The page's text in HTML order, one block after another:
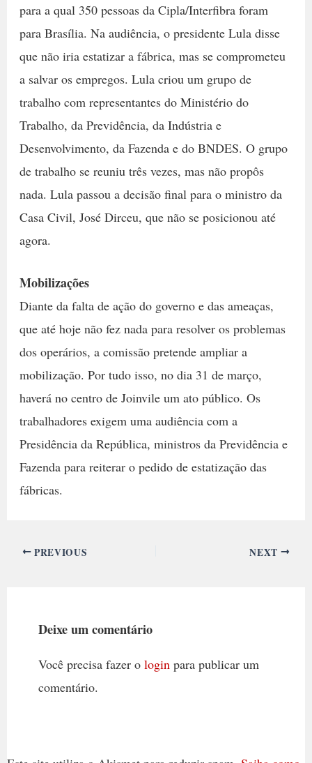
para a qual 350 pessoas da Cipla/Interfibra foram
para Brasília. Na audiência, o presidente Lula disse
que não iria estatizar a fábrica, mas se comprometeu
a salvar os empregos. Lula criou um grupo de
trabalho com representantes do Ministério do
Trabalho, da Previdência, da Indústria e
Desenvolvimento, da Fazenda e do BNDES. O grupo
de trabalho se reuniu três vezes, mas não propôs
nada. Lula passou a decisão final para o ministro da
Casa Civil, José Dirceu, que não se posicionou até
agora.
Mobilizações
Diante da falta de ação do governo e das ameaças,
que até hoje não fez nada para resolver os problemas
dos operários, a comissão pretende ampliar a
mobilização. Por tudo isso, no dia 31 de março,
haverá no centro de Joinvile um ato público. Os
trabalhadores exigem uma audiência com a
Presidência da República, ministros da Previdência e
Fazenda para reiterar o pedido de estatização das
fábricas.
PREVIOUS NEXT
Deixe um comentário
Você precisa fazer o login para publicar um
comentário.